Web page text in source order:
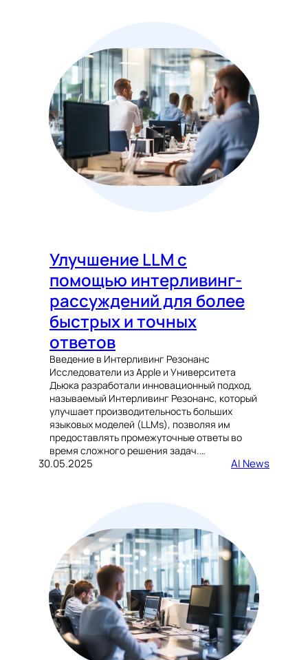
Улучшение LLM с
помощью интерливинг-
рассуждений для более
быстрых и точных
ответов
Введение в Интерливинг Резонанс
Исследователи из Apple и Университета
Дьюка разработали инновационный подход,
называемый Интерливинг Резонанс, который
улучшает производительность больших
языковых моделей (LLMs), позволяя им
предоставлять промежуточные ответы во
время сложного решения задач.…
30.05.2025 AI News